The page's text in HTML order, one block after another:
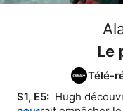
Le
Télé-
S1, E5: Hugh